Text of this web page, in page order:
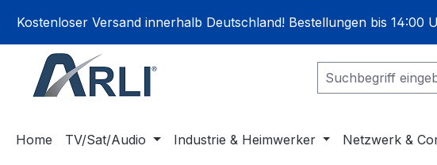
Zur Hauptnavigation springen
Kostenloser Versand innerhalb Deutschland! Bestellungen bis
Home TV/Sat/Audio Industrie & Heimwerker Netzwerk &